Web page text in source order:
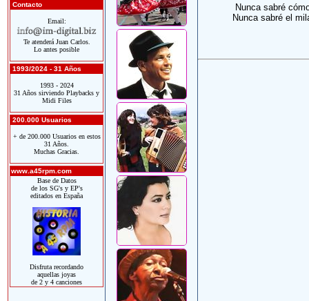
Contacto
Email:
Te atenderá Juan Carlos.
Lo antes posible
1993/2024 - 31 Años
1993 - 2024
31 Años sirviendo Playbacks y
Midi Files
200.000 Usuarios
+ de 200.000 Usuarios en estos
31 Años.
Muchas Gracias.
www.a45rpm.com
Base de Datos
de los SG's y EP's
editados en España
Disfruta recordando
aquellas joyas
de 2 y 4 canciones
Nunca sabré
Nunca sabré el